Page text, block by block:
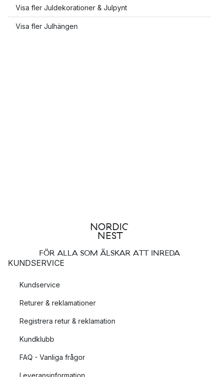
Visa fler Juldekorationer & Julpynt
Visa fler Julhängen
FÖR ALLA SOM ÄLSKAR ATT INREDA
KUNDSERVICE
Kundservice
Returer & reklamationer
Registrera retur & reklamation
Kundklubb
FAQ - Vanliga frågor
Leveransinformation